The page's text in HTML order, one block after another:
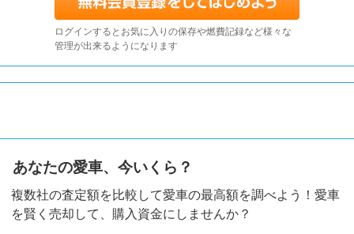
ログインするとお気に入りの保存や燃費記録など様々な
管理が出来るようになります
あなたの愛車、今いくら？
複数社の査定額を比較して愛車の最高額を調べよう！愛車
を賢く売却して、購入資金にしませんか？